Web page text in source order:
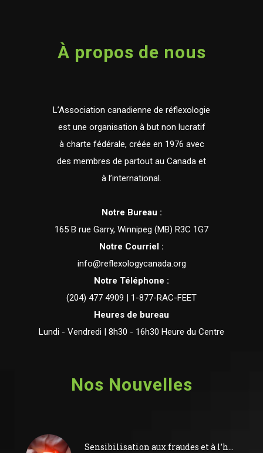
À propos de nous
L’Association canadienne de réflexologie
est une organisation à but non lucratif
à charte fédérale, créée en 1976 avec
des membres de partout au Canada et
à l’international.
Notre Bureau :
165 B rue Garry, Winnipeg (MB) R3C 1G7
Notre Courriel :
info@reflexologycanada.org
Notre Téléphone :
(204) 477 4909 | 1-877-RAC-FEET
Heures de bureau
Lundi - Vendredi | 8h30 - 16h30 Heure du Centre
Nos Nouvelles
Sensibilisation aux fraudes et à l’hameçonnage